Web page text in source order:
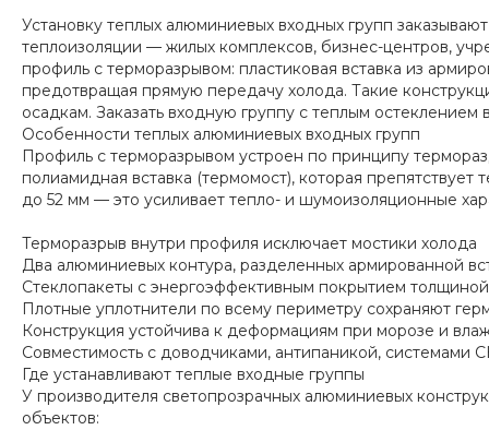
Установку теплых алюминиевых входных групп
теплоизоляции — жилых комплексов, бизнес-центров,
профиль с терморазрывом: пластиковая вставка из
предотвращая прямую передачу холода. Такие
осадкам. Заказать входную группу с теплым
Особенности теплых алюминиевых входных групп
Профиль с терморазрывом устроен по принципу
полиамидная вставка (термомост), которая
до 52 мм — это усиливает тепло- и шумоизоляционные
Терморазрыв внутри профиля исключает мостики холода
Два алюминиевых контура, разделенных армированной
Стеклопакеты с энергоэффективным покрытием
Плотные уплотнители по всему периметру сохраняют
Конструкция устойчива к деформациям при морозе и
Совместимость с доводчиками, антипаникой, системами
Где устанавливают теплые входные группы
У производителя светопрозрачных алюминиевых
объектов: